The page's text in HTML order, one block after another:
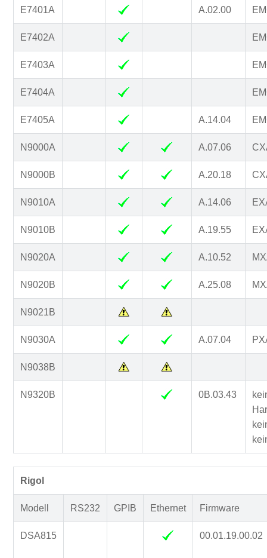
E7401A A.02.00
E7402A
E7403A
E7404A
E7405A A.14.04
N9000A A.07.06
N9000B A.20.18
N9010A A.14.06
N9010B A.19.55
N9020A A.10.52
N9020B A.25.08
N9021B
N9030A A.07.04
N9038B
N9320B 0B.03.43
Rigol
Modell RS232 GPIB Ethernet Firmware
DSA815 00.01.19.00.02